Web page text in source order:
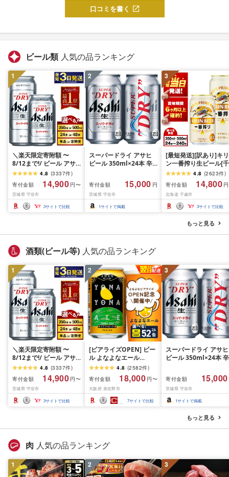
口コミを書く
ビール類 人気の品ランキング
1
＼楽天限定寄附額 〜
8/12まで!/ ビール アサ
ヒ スーパードライ (選べ
る 350ml 500ml / 24本
48本 / 単品 2ヶ月〜12ヶ
月定期便 12ヶ月定期便)
| 最短3日発送 アサヒビ
ール お酒 アルコール
谷市 高評価★4.67
4.8 (3337件)
寄付金額
14,900 円〜
茨城県 守谷市
3サイトで比較
2
スーパードライ アサヒ
ビール 350ml×24本 辛
寄付金額 15,000 円
茨城県 守谷市
1サイトで掲載
3
[最短発送][訳あり]キリ
ン一番搾り生ビール[千
歳工場産]350ml・
500ml 1〜10ケース(1
ース24本)北海道 ふる
と納税 ビール お酒 ケ
ス ギフト 酒 ビール ギ
ト 美味しさに 訳あり
麟 KIRIN
4.8 (2623件)
寄付金額
14,800
北海道 千歳市
3サイトで比較
もっと見る
酒類(ビール等) 人気の品ランキング
1
＼楽天限定寄附額 〜
8/12まで!/ ビール アサ
ヒ スーパードライ (選べ
る 350ml 500ml / 24本
48本 / 単品 2ヶ月〜12ヶ
月定期便 12ヶ月定期便)
| 最短3日発送 アサヒビ
ール お酒 アルコール
谷市 高評価★4.67
4.8 (3337件)
寄付金額
14,900 円〜
茨城県 守谷市
3サイトで比較
2
[ビアライズOPEN] ビー
ル よなよなエール
350ml 選べる 24缶 ~ 52
缶 クラフトビール ヤッ
ホーブルーイング ペー
ルエール 缶 酒 飲料 BBQ
ふるさと納税オリジナル
ランキング 1位獲得 最強
野市 送料無料
4.8 (2582件)
寄付金額
18,000 円〜
大阪府 泉佐野市
7サイトで比較
3
スーパードライ アサヒ
ビール 350ml×24本 辛
寄付金額 15,000
茨城県 守谷市
1サイトで掲載
もっと見る
肉 人気の品ランキング
1 2 3